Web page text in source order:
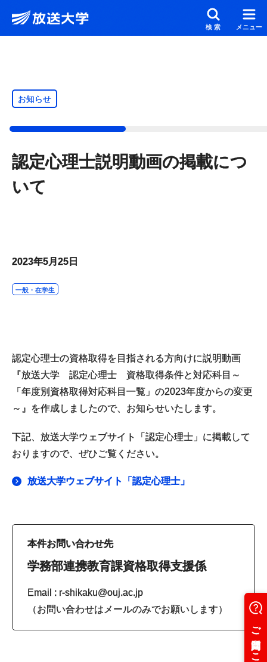
メインコンテンツにスキップ
検索 メニュー
お知らせ
認定心理士説明動画の掲載につ
いて
2023年5月25日
一般・在学生
認定心理士の資格取得を目指される方向けに説明動画
『放送大学 認定心理士 資格取得条件と対応科目～
「年度別資格取得対応科目一覧」の2023年度からの変更
～』を作成しましたので、お知らせいたします。
下記、放送大学ウェブサイト「認定心理士」に掲載して
おりますので、ぜひご覧ください。
放送大学ウェブサイト「認定心理士」
本件お問い合わせ先
学務部連携教育課資格取得支援係
Email : r-shikaku@ouj.ac.jp
（お問い合わせはメールのみでお願いします）